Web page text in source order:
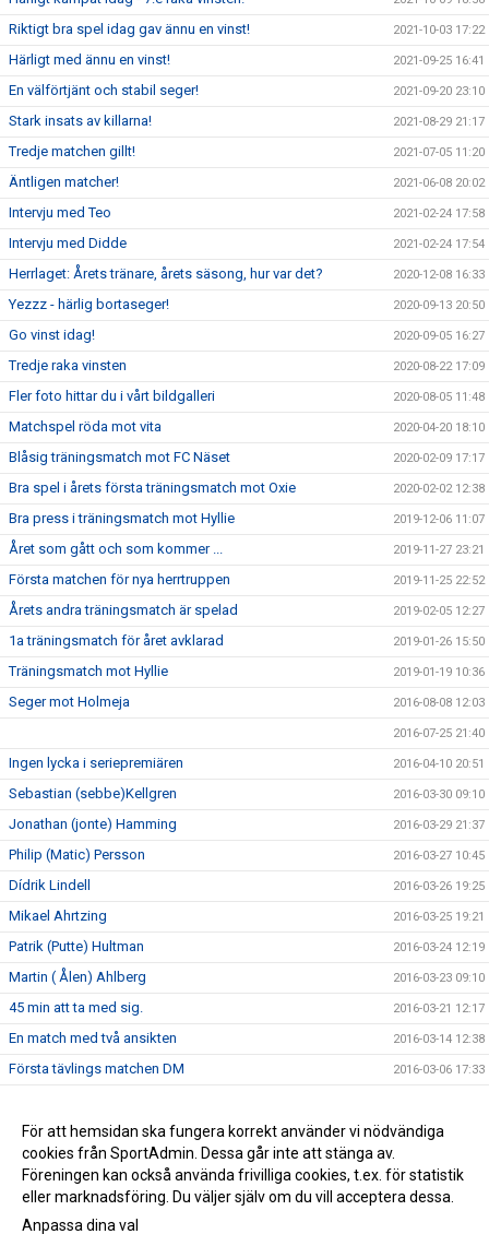
Riktigt bra spel idag gav ännu en vinst! 2021-10-03 17:22
Härligt med ännu en vinst! 2021-09-25 16:41
En välförtjänt och stabil seger! 2021-09-20 23:10
Stark insats av killarna! 2021-08-29 21:17
Tredje matchen gillt! 2021-07-05 11:20
Äntligen matcher! 2021-06-08 20:02
Intervju med Teo 2021-02-24 17:58
Intervju med Didde 2021-02-24 17:54
Herrlaget: Årets tränare, årets säsong, hur var det? 2020-12-08 16:33
Yezzz - härlig bortaseger! 2020-09-13 20:50
Go vinst idag! 2020-09-05 16:27
Tredje raka vinsten 2020-08-22 17:09
Fler foto hittar du i vårt bildgalleri 2020-08-05 11:48
Matchspel röda mot vita 2020-04-20 18:10
Blåsig träningsmatch mot FC Näset 2020-02-09 17:17
Bra spel i årets första träningsmatch mot Oxie 2020-02-02 12:38
Bra press i träningsmatch mot Hyllie 2019-12-06 11:07
Året som gått och som kommer ... 2019-11-27 23:21
Första matchen för nya herrtruppen 2019-11-25 22:52
Årets andra träningsmatch är spelad 2019-02-05 12:27
1a träningsmatch för året avklarad 2019-01-26 15:50
Träningsmatch mot Hyllie 2019-01-19 10:36
Seger mot Holmeja 2016-08-08 12:03
2016-07-25 21:40
Ingen lycka i seriepremiären 2016-04-10 20:51
Sebastian (sebbe)Kellgren 2016-03-30 09:10
Jonathan (jonte) Hamming 2016-03-29 21:37
Philip (Matic) Persson 2016-03-27 10:45
Dídrik Lindell 2016-03-26 19:25
Mikael Ahrtzing 2016-03-25 19:21
Patrik (Putte) Hultman 2016-03-24 12:19
Martin ( Ålen) Ahlberg 2016-03-23 09:10
45 min att ta med sig. 2016-03-21 12:17
En match med två ansikten 2016-03-14 12:38
Första tävlings matchen DM 2016-03-06 17:33
DM 2016 2016-02-24 11:04
Sista träningen på gräs 2015-10-18 23:33
För att hemsidan ska fungera korrekt använder vi nödvändiga
cookies från SportAdmin. Dessa går inte att stänga av.
Föreningen kan också använda frivilliga cookies, t.ex. för statistik
eller marknadsföring. Du väljer själv om du vill acceptera dessa.
Anpassa dina val